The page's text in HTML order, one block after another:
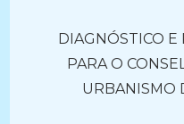
DIAGNÓSTICO
PARA O
URBANISMO